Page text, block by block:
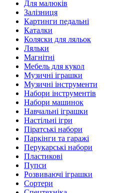
Для малюків
Залізниця
Картинги педальні
Каталки
Коляски для ляльок
Ляльки
Магнітні
Мебель для кукол
Музичні іграшки
Музичні інструменти
Набори інструментів
Набори машинок
Навчальні іграшки
Настільні ігри
Піратські набори
Паркінги та гаражі
Перукарські набори
Пластикові
Пупси
Розвиваючі іграшки
Сортери